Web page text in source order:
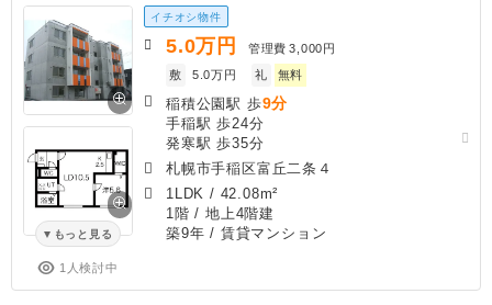
もっと見る
1人検討中
イチオシ物件
5.0万円 管理費 3,000円
敷
5.0万円 礼 無料
稲積公園駅 歩9分
手稲駅 歩24分
発寒駅 歩35分
札幌市手稲区富丘二条４
1LDK / 42.08m²
1階 / 地上4階建
築9年 / 賃貸マンション